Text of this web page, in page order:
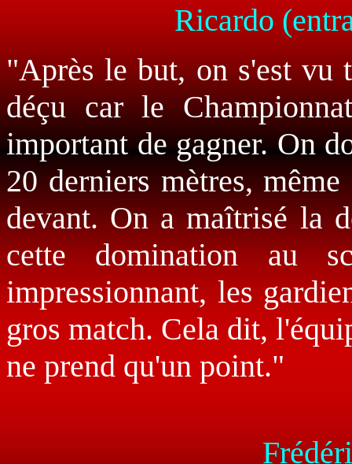
Ricardo
"Après le but, on s'est vu
déçu car le
important de gagner. On
20 derniers mètres,
devant. On a maîtrisé la
cette domination au
impressionnant, les
gros match. Cela dit,
ne prend qu'un point."